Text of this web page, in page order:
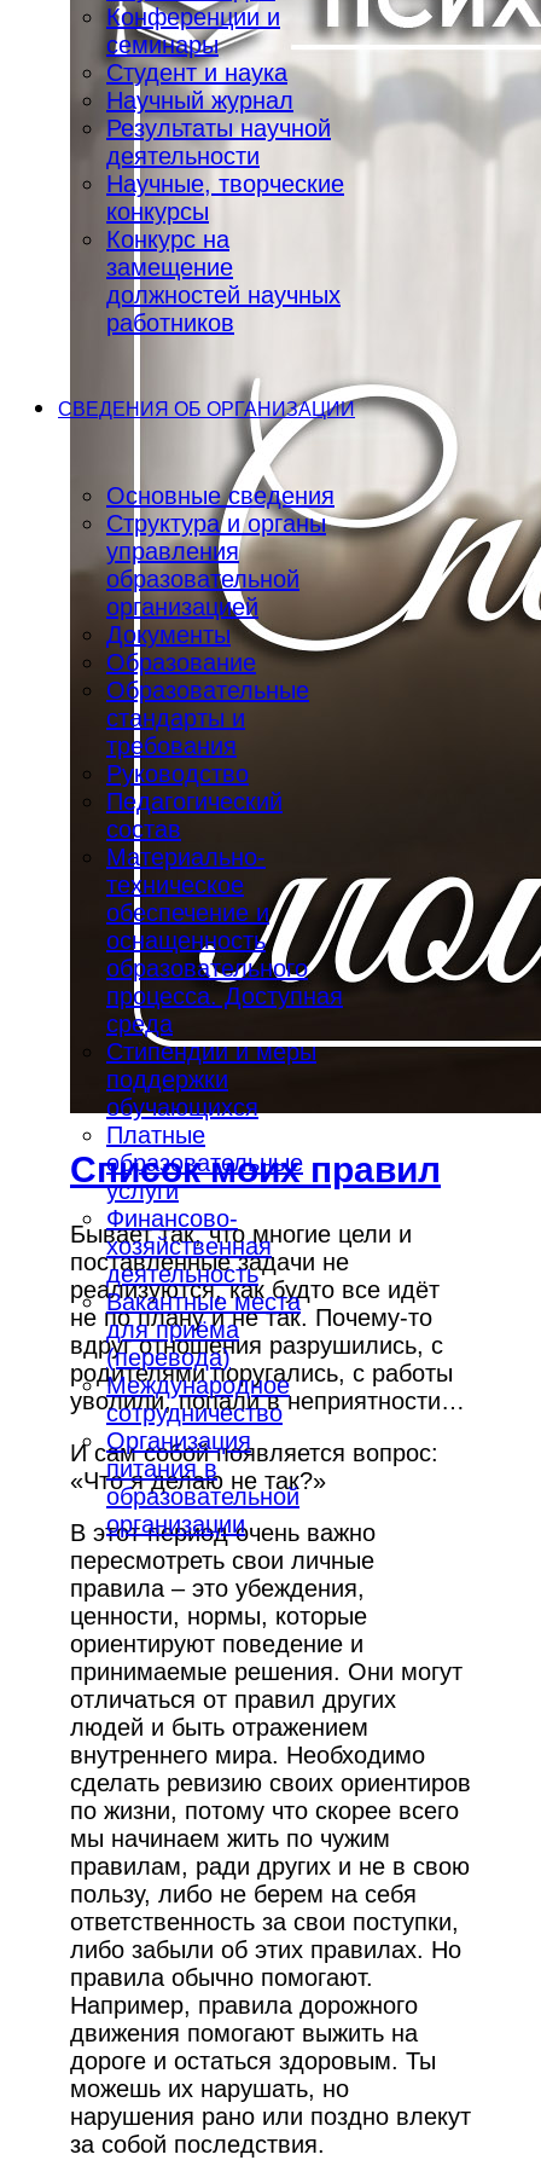
Конференции и
семинары
Студент и наука
Научный журнал
Результаты научной
деятельности
Научные, творческие
конкурсы
Конкурс на
замещение
должностей научных
работников
СВЕДЕНИЯ ОБ ОРГАНИЗАЦИИ
Основные сведения
Структура и органы
управления
образовательной
организацией
Документы
Образование
Образовательные
стандарты и
требования
Руководство
Педагогический
состав
Материально-
техническое
обеспечение и
оснащенность
образовательного
процесса. Доступная
среда
Стипендии и меры
поддержки
обучающихся
Платные
образовательные
услуги
Финансово-
хозяйственная
деятельность
Вакантные места
для приёма
(перевода)
Международное
сотрудничество
Организация
питания в
образовательной
организации
Список моих правил
Бывает так, что многие цели и
поставленные задачи не
реализуются, как будто все идёт
не по плану и не так. Почему-то
вдруг отношения разрушились, с
родителями поругались, с работы
уволили, попали в неприятности…
И сам собой появляется вопрос:
«Что я делаю не так?»
В этот период очень важно
пересмотреть свои личные
правила – это убеждения,
ценности, нормы, которые
ориентируют поведение и
принимаемые решения. Они могут
отличаться от правил других
людей и быть отражением
внутреннего мира. Необходимо
сделать ревизию своих ориентиров
по жизни, потому что скорее всего
мы начинаем жить по чужим
правилам, ради других и не в свою
пользу, либо не берем на себя
ответственность за свои поступки,
либо забыли об этих правилах. Но
правила обычно помогают.
Например, правила дорожного
движения помогают выжить на
дороге и остаться здоровым. Ты
можешь их нарушать, но
нарушения рано или поздно влекут
за собой последствия.